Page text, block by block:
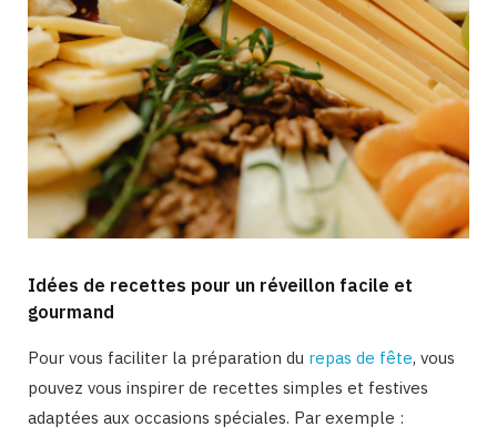
Idées de recettes pour un réveillon facile et
gourmand
Pour vous faciliter la préparation du repas de fête, vous
pouvez vous inspirer de recettes simples et festives
adaptées aux occasions spéciales. Par exemple :